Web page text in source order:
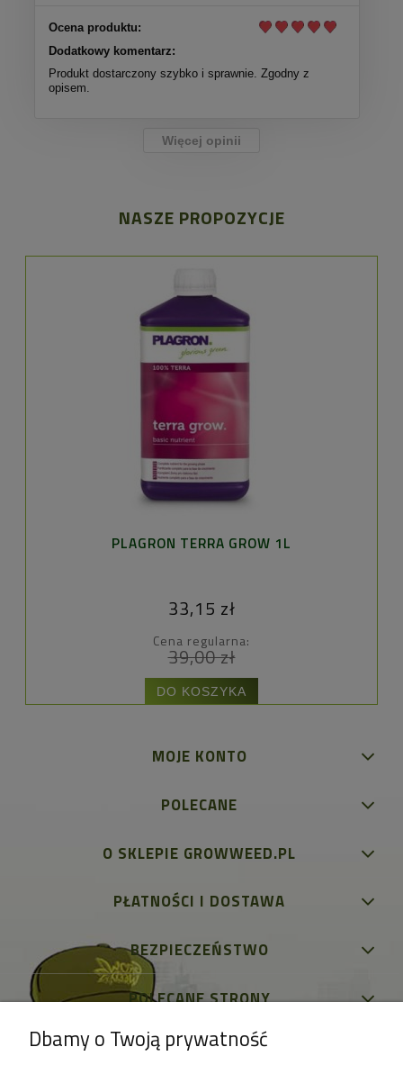
Ocena produktu:
Dodatkowy komentarz:
Produkt dostarczony szybko i sprawnie. Zgodny z
opisem.
Więcej opinii
NASZE PROPOZYCJE
PLAGRON TERRA GROW 1L
33,15 zł
Cena regularna:
39,00 zł
DO KOSZYKA
MOJE KONTO
POLECANE
O SKLEPIE GROWWEED.PL
PŁATNOŚCI I DOSTAWA
BEZPIECZEŃSTWO
POLECANE STRONY
Dbamy o Twoją prywatność